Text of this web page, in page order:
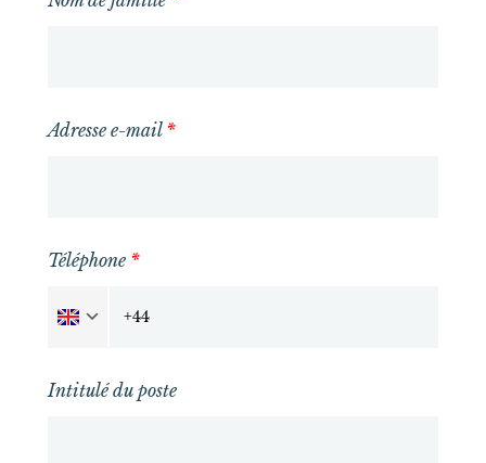
Adresse e-mail *
Téléphone *
Intitulé du poste